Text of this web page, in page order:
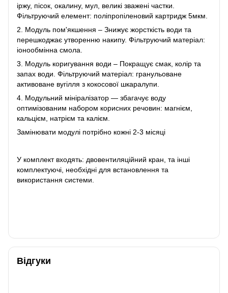
іржу, пісок, окалину, мул, великі зважені частки.
Фільтруючий елемент: поліпропіленовий картридж 5мкм.
2. Модуль пом'якшення – Знижує жорсткість води та
перешкоджає утворенню накипу. Фільтруючий матеріал:
іонообмінна смола.
3. Модуль коригування води – Покращує смак, колір та
запах води. Фільтруючий матеріал: гранульоване
активоване вугілля з кокосової шкаралупи.
4. Модульний мініралізатор — збагачує воду
оптимізованим набором корисних речовин: магнієм,
кальцієм, натрієм та калієм.
Замінювати модулі потрібно кожні 2-3 місяці
У комплект входять: двовентиляційний кран, та інші
комплектуючі, необхідні для встановлення та
використання системи.
Відгуки